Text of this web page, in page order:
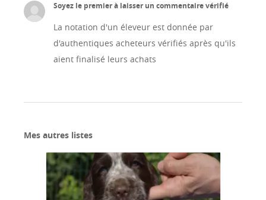
Soyez le premier à laisser un commentaire vérifié
La notation d'un éleveur est donnée par
d'authentiques acheteurs vérifiés après qu'ils
aient finalisé leurs achats
Mes autres listes